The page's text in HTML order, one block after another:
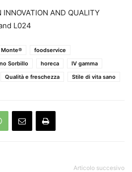
INNOVATION AND QUALITY
L024
Monte®
foodservice
Sorbillo horeca
IV gamma
Qualità e freschezza Stile di vita sano
Articolo succesivo